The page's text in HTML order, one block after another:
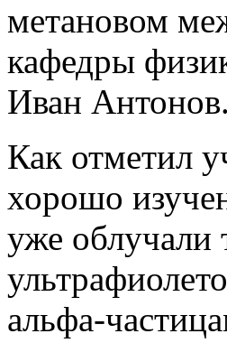
метановом
кафедры
Иван Антонов.
Как отметил
хорошо
уже облучали
альфа-